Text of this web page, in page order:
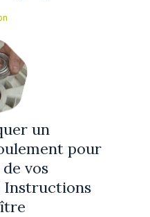
un
pour
vos
Instructions